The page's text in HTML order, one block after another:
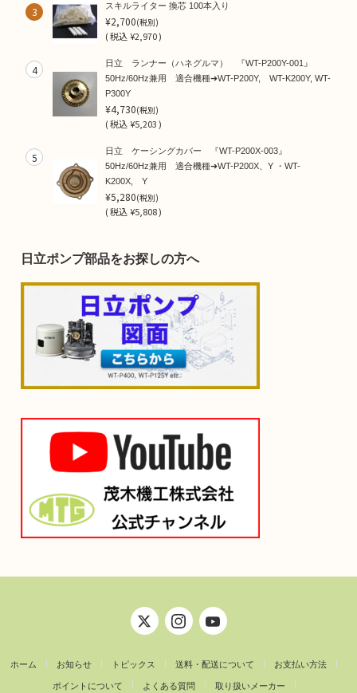
3 スキルライター 換芯 100本入り
¥2,700(税別)
(税込¥2,970 )
4
日立 ランナー（ハネグルマ） 『WT-P200Y-001』
50Hz/60Hz兼用 適合機種➜WT-P200Y, WT-K200Y, WT-
P300Y
¥4,730(税別)
(税込¥5,203 )
5
日立 ケーシングカバー 『WT-P200X-003』
50Hz/60Hz兼用 適合機種➜WT-P200X、Y ・WT-
K200X, Y
¥5,280(税別)
(税込¥5,808 )
日立ポンプ部品をお探しの方へ
ホーム お知らせ トピックス 送料・配送について お支払い方法
ポイントについて よくある質問 取り扱いメーカー